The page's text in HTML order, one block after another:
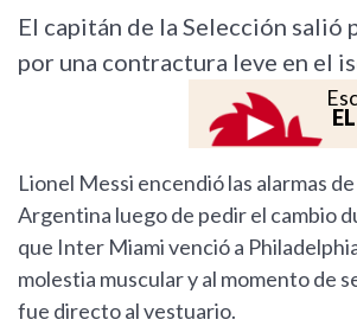
El capitán de la Selección salió
por una contractura leve en el
Lionel Messi encendió las alarmas
Argentina luego de pedir el cambio
que Inter Miami venció a
molestia muscular y al momento de
fue directo al vestuario.